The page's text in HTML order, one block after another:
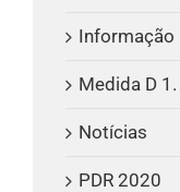
Informação
Medida D 1.
Notícias
PDR 2020